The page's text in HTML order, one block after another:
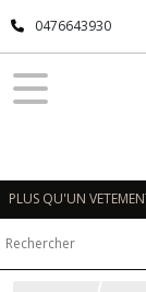
0476643930